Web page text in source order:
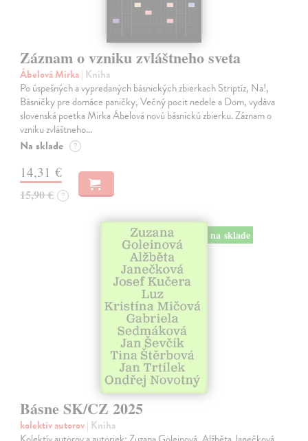
Záznam o vzniku zvláštneho sveta
Ábelová Mirka| Kniha
Po úspešných a vypredaných básnických zbierkach Striptíz, Na!,
Básničky pre domáce paničky, Večný pocit nedele a Dom, vydáva
slovenská poetka Mirka Ábelová novú básnickú zbierku. Záznam o
vzniku zvláštneho…
Na sklade ?
14,31 €
15,90 € ?
na sklade
Básne SK/CZ 2025
kolektív autorov| Kniha